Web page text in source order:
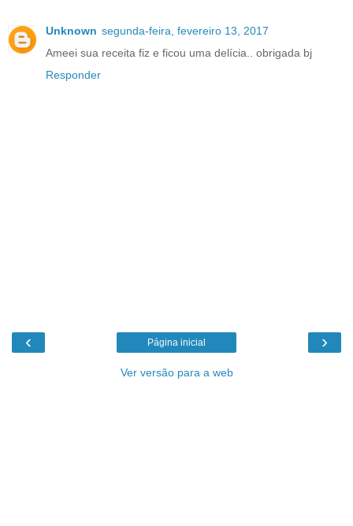
Unknown segunda-feira, fevereiro 13, 2017
Ameei sua receita fiz e ficou uma delícia.. obrigada bj
Responder
‹ ›
Página inicial
Ver versão para a web